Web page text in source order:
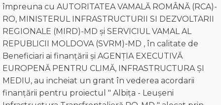
împreuna cu AUTORITATEA VAMALĂ ROMÂNĂ (RCA)-
RO, MINISTERUL INFRASTRUCTURII SI DEZVOLTARII
REGIONALE (MIRD)-MD și SERVICIUL VAMAL AL
REPUBLICII MOLDOVA (SVRM)-MD , în calitate de
Beneficiari ai finanțării și AGENȚIA EXECUTIVĂ
EUROPENĂ PENTRU CLIMĂ, INFRASTRUCTURA ȘI
MEDIU, au incheiat un grant în vederea acordarii
finanțării pentru proiectul " Albița - Leușeni